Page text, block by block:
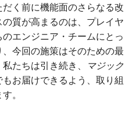
く前に機能面のさらなる改
質が高まるのは、プレイヤ
エンジニア・チームにとっ
今回の施策はそのための最
たちは引き続き、
マジック
お届けできるよう、取り組
。